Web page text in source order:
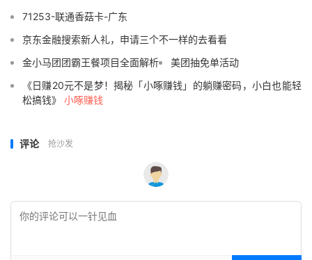
71253-联通香菇卡-广东
京东金融搜索新人礼，申请三个不一样的去看看
金小马团团霸王餐项目全面解析
美团抽免单活动
《日赚20元不是梦！揭秘「小啄赚钱」的躺赚密码，小白也能轻
松搞钱》 小啄赚钱
评论 抢沙发